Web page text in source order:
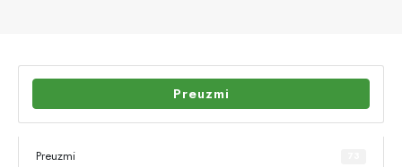
Preuzmi
Preuzmi